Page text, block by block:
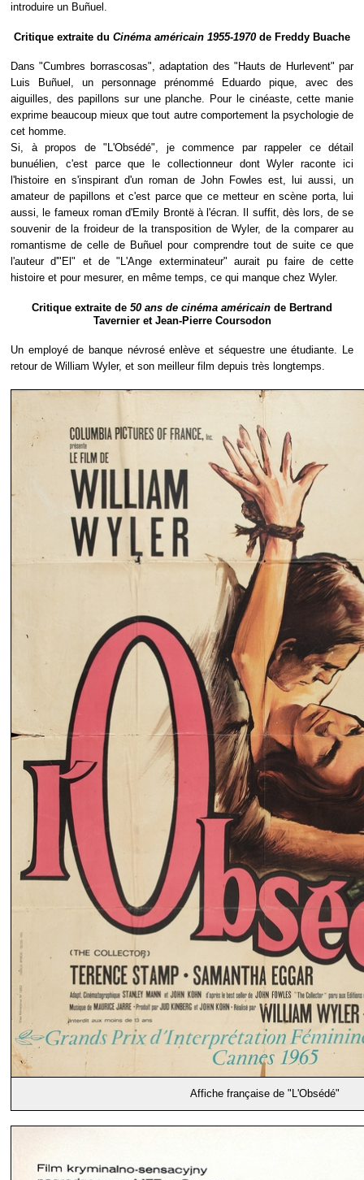
introduire un Buñuel.
Critique extraite du Cinéma américain 1955-1970 de Freddy Buache
Dans "Cumbres borrascosas", adaptation des "Hauts de Hurlevent" par
Luis Buñuel, un personnage prénommé Eduardo pique, avec des
aiguilles, des papillons sur une planche. Pour le cinéaste, cette manie
exprime beaucoup mieux que tout autre comportement la psychologie de
cet homme.
Si, à propos de "L'Obsédé", je commence par rappeler ce détail
bunuélien, c'est parce que le collectionneur dont Wyler raconte ici
l'histoire en s'inspirant d'un roman de John Fowles est, lui aussi, un
amateur de papillons et c'est parce que ce metteur en scène porta, lui
aussi, le fameux roman d'Emily Brontë à l'écran. Il suffit, dès lors, de se
souvenir de la froideur de la transposition de Wyler, de la comparer au
romantisme de celle de Buñuel pour comprendre tout de suite ce que
l'auteur d'"El" et de "L'Ange exterminateur" aurait pu faire de cette
histoire et pour mesurer, en même temps, ce qui manque chez Wyler.
Critique extraite de 50 ans de cinéma américain de Bertrand
Tavernier et Jean-Pierre Coursodon
Un employé de banque névrosé enlève et séquestre une étudiante. Le
retour de William Wyler, et son meilleur film depuis très longtemps.
Affiche française de "L'Obsédé"